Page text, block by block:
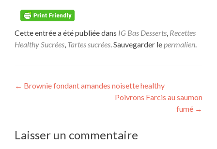
Cette entrée a été publiée dans IG Bas Desserts, Recettes
Healthy Sucrées, Tartes sucrées. Sauvegarder lepermalien.
Navigation
← Brownie fondant amandes noisette healthy
Poivrons Farcis au saumon
fumé →
Laisser un commentaire